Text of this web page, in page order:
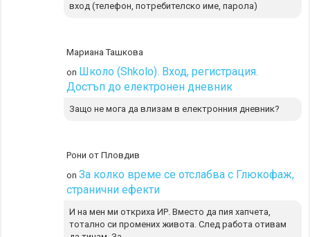
вход (телефон, потребителско име, парола)
Мариана Ташкова
on Школо (Shkolo). Вход, регистрация.
Достъп до електронен дневник
Защо не мога да влизам в електронния дневник?
Рони от Пловдив
onЗа колко време се отслабва с Глюкофаж,
странични ефекти
И на мен ми откриха ИР. Вместо да пия хапчета,
тотално си промених живота. След работа отивам